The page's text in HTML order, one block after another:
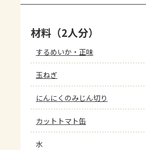
材料（2人分）
するめいか・正味
玉ねぎ
にんにくのみじん切り
カットトマト缶
水